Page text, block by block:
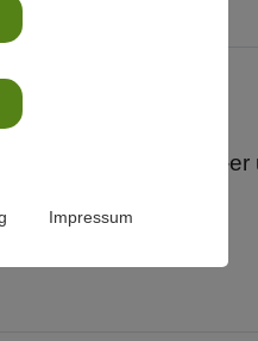
Impressum
Songs aus den 60-